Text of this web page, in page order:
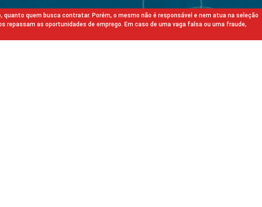
quem busca contratar. Porém, o mesmo não é responsável e nem atua na seleção
repassam as oportunidades de emprego. Em caso de uma vaga falsa ou uma fraude,